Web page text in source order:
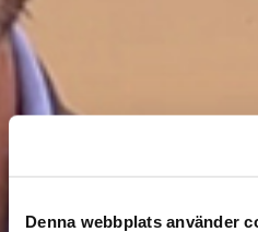
Denna webbplats använder